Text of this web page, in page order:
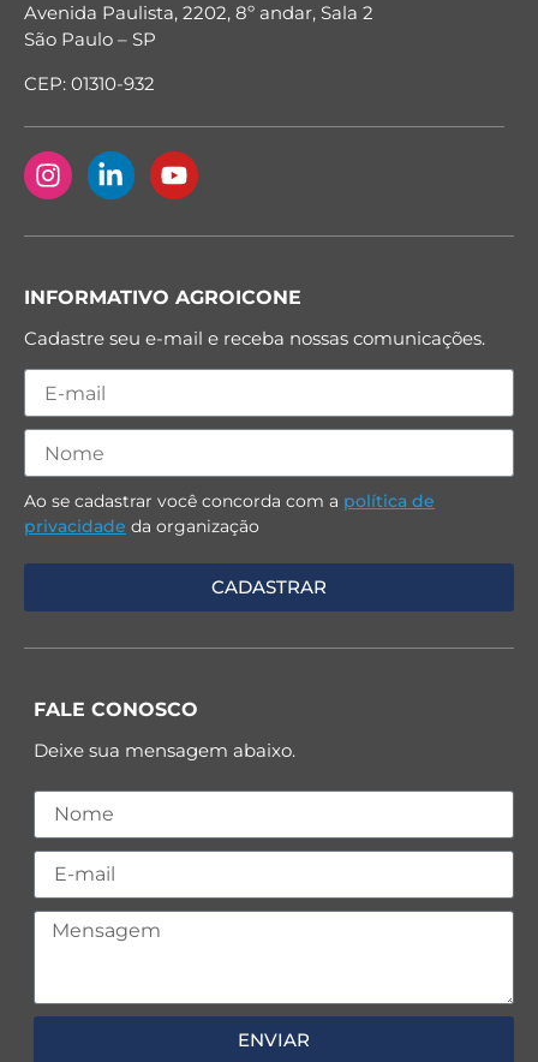
Avenida Paulista, 2202, 8º andar, Sala 2
São Paulo – SP
CEP: 01310-932
INFORMATIVO AGROICONE
Cadastre seu e-mail e receba nossas comunicações.
Ao se cadastrar você concorda com a política de
privacidade da organização
FALE CONOSCO
Deixe sua mensagem abaixo.
ENVIAR